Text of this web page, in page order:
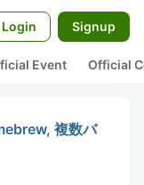
Login Signup
Event Official
複数バ